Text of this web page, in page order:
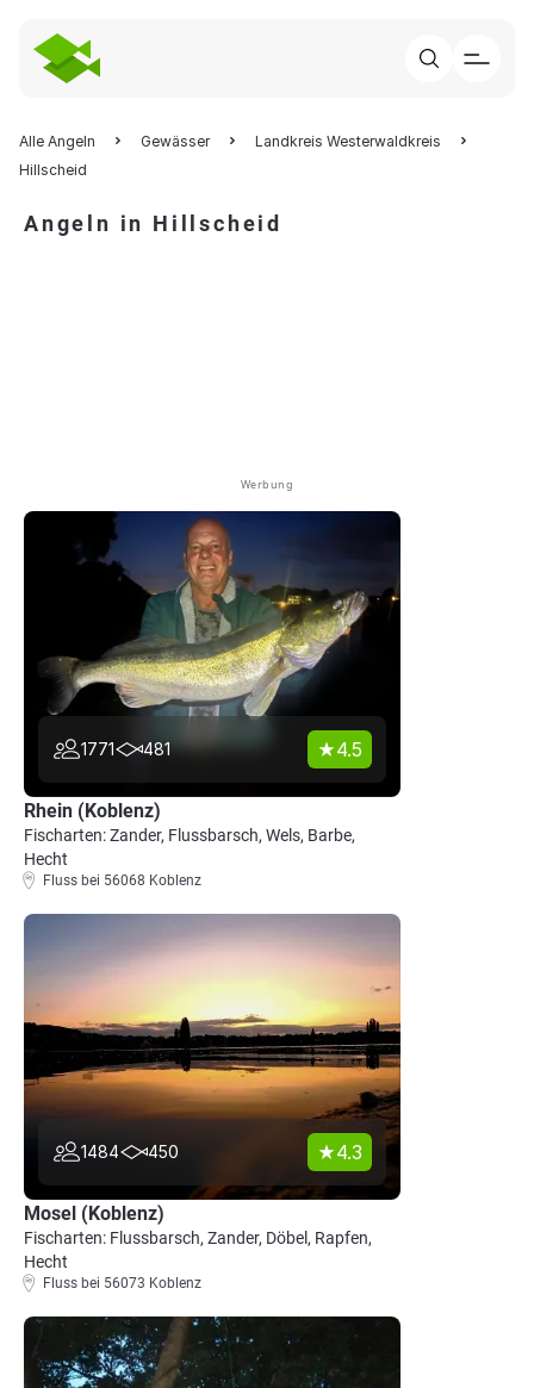
Alle Angeln Gewässer
Landkreis Westerwaldkreis
Hillscheid
Angeln in Hillscheid
Werbung
1771 481 4.5
Rhein (Koblenz)
Fischarten: Zander, Flussbarsch, Wels, Barbe,
Hecht
Fluss bei 56068 Koblenz
1484 450 4.3
Mosel (Koblenz)
Fischarten: Flussbarsch, Zander, Döbel, Rapfen,
Hecht
Fluss bei 56073 Koblenz